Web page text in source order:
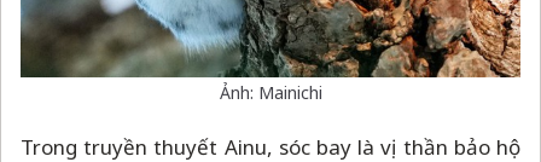
Ảnh: Mainichi
Trong truyền thuyết Ainu, sóc bay là vị thần bảo hộ